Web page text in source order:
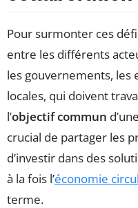
Pour surmonter ces
entre les différents
les gouvernements, les
locales, qui doivent
l’objectif commun
crucial de partager les
d’investir dans des
à la fois l’économie
terme.